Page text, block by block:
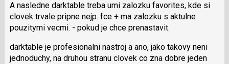
P
pro
předchozí
nový
názor
A nasledne darktable treba umi zalozku favorites, kde si
clovek trvale pripne nejp. fce + ma zalozku s aktulne
pouzitymi vecmi. - pokud je chce prenastavit.
darktable je profesionalni nastroj a ano, jako takovy neni
jednoduchy, na druhou stranu clovek co zna dobre jeden